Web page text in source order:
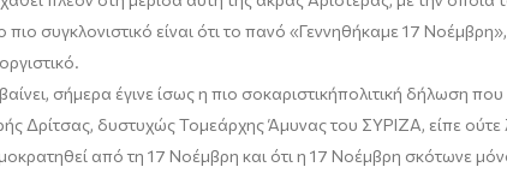
πιο συγκλονιστικό είναι ότι το πανό «Γεννηθήκαμε 17
σήμερα έγινε ίσως η πιο σοκαριστικήπολιτική δήλωση που
Δρίτσας, δυστυχώςΤομεάρχηςΆμυνας του ΣΥΡΙΖΑ, είπε
από τη 17 Νοέμβρη και ότι η 17 Νοέμβρη σκότωνε